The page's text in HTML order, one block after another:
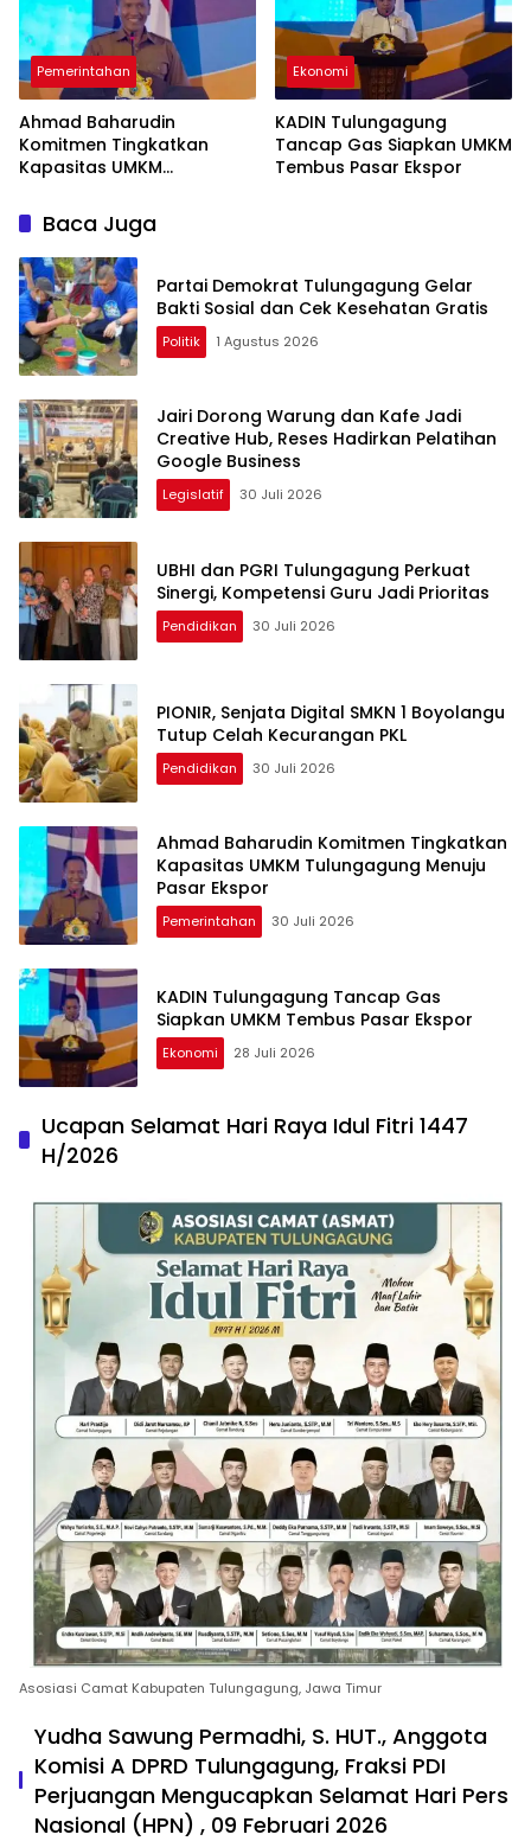
Pemerintahan
Ahmad Baharudin
Komitmen Tingkatkan
Kapasitas UMKM
Ekspor
Ekonomi
KADIN Tulungagung
Tancap Gas Siapkan UMKM
Tembus Pasar Ekspor
Baca Juga
Partai Demokrat Tulungagung Gelar
Bakti Sosial dan Cek Kesehatan Gratis
Politik 1 Agustus 2026
Jairi Dorong Warung dan Kafe Jadi
Creative Hub, Reses Hadirkan Pelatihan
Google Business
Legislatif 30 Juli 2026
UBHI dan PGRI Tulungagung Perkuat
Sinergi, Kompetensi Guru Jadi Prioritas
Pendidikan 30 Juli 2026
PIONIR, Senjata Digital SMKN 1 Boyolangu
Tutup Celah Kecurangan PKL
Pendidikan 30 Juli 2026
Ahmad Baharudin Komitmen Tingkatkan
Kapasitas UMKM Tulungagung Menuju
Pasar Ekspor
Pemerintahan 30 Juli 2026
KADIN Tulungagung Tancap Gas
Siapkan UMKM Tembus Pasar Ekspor
Ekonomi 28 Juli 2026
Ucapan Selamat Hari Raya Idul Fitri 1447
H/2026
Asosiasi Camat Kabupaten Tulungagung, Jawa Timur
Yudha Sawung Permadhi, S. HUT., Anggota
Komisi A DPRD Tulungagung, Fraksi PDI
Perjuangan Mengucapkan Selamat Hari Pers
Nasional (HPN) , 09 Februari 2026